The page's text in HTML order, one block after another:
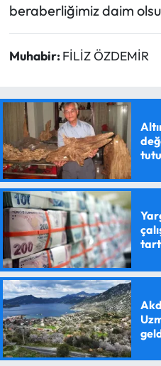
beraberliğimiz daim
Muhabir: FİLİZ ÖZDEMİR